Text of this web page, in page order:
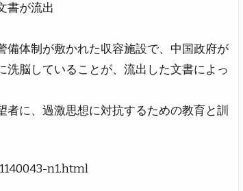
書が流出
備体制が敷かれた収容施設で、中国政府が
脳していることが、流出した文書によっ
に、過激思想に対抗するための教育と訓
n1.html